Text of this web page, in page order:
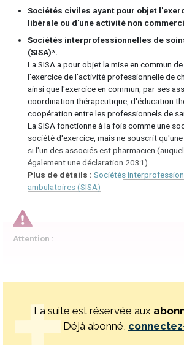
Sociétés civiles ayant pour objet
libérale ou d'une activité non
Sociétés interprofessionnelles de
(SISA)*.
La SISA a pour objet la mise en commun
l'exercice de l'activité professionnelle de
ainsi que l'exercice en commun, par ses
coordination thérapeutique, d'éducation
coopération entre les professionnels de
La SISA fonctionne à la fois comme une
société d'exercice, mais ne souscrit
si l'un des associés est pharmacien
également une déclaration 2031).
Sociétés
ambulatoires (SISA)
Attention :
La suite est réservée aux
Déjà abonné,